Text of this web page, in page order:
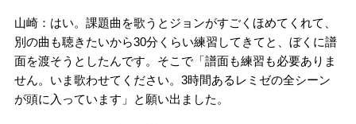
山崎：はい。課題曲を歌うとジョンがすごくほめてくれて、
別の曲も聴きたいから30分くらい練習してきてと、ぼくに譜
面を渡そうとしたんです。そこで「譜面も練習も必要ありま
せん。いま歌わせてください。3時間あるレミゼの全シーン
が頭に入っています」と願い出ました。